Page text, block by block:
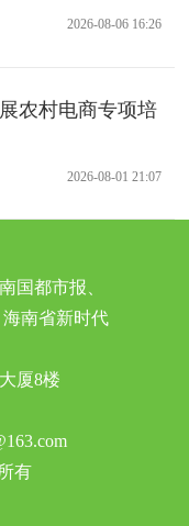
2026-08-06 16:26
农村电商专项培
2026-08-01 21:07
国都市报、
南省新时代
厦8楼
有